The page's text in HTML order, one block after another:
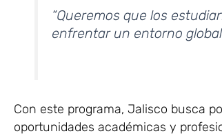
“Queremos que los
enfrentar un entorno
Con este programa, Jalisco busca
oportunidades académicas y